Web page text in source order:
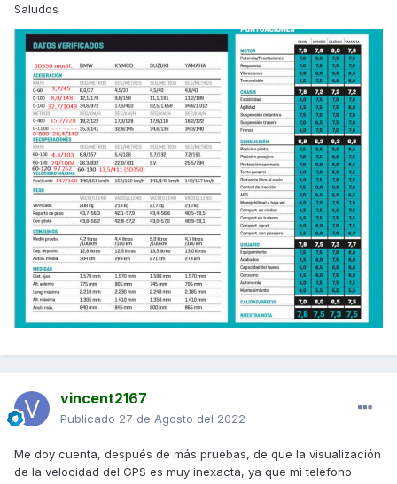
Saludos
vincent2167
Publicado 27 de Agosto del 2022
Me doy cuenta, después de más pruebas, de que la visualización
de la velocidad del GPS es muy inexacta, ya que mi teléfono